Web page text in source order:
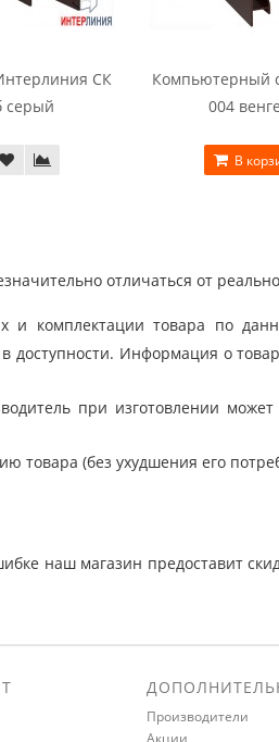
СК
серый
Компьютерный
004
В
отличаться от
и комплектации товара по
Информация о
при изготовлении
товара (без ухудшения его
наш магазин предоставит
Производители
Акции